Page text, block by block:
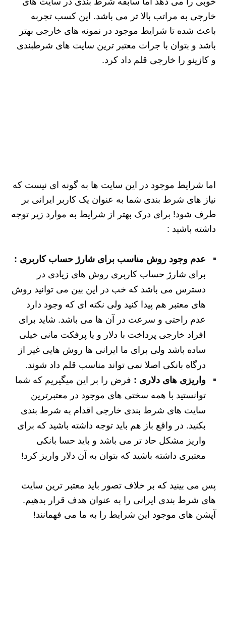
خارجی به مراتب بالا تر می باشد. این کسب تجربه
باعث شده تا شرایط موجود در نمونه های خارجی بهتر
باشد و بتوان با جرات معتبر ترین سایت های شرطبندی
و کازینو را خارجی قلم داد کرد.
اما شرایط موجود در این سایت ها به گونه ای نیست که
نیاز های شرط بندی شما به عنوان یک کاربر ایرانی بر
طرف شود! برای درک بهتر از شرایط به موارد زیر توجه
داشته باشید :
عدم وجود روش مناسب برای شارژ حساب کاربری :
برای شارژ حساب کاربری روش های زیادی در
دسترس می باشد که خب در این بین می توانید روش
های معتبر هم پیدا کنید ولی نکته ای که وجود دارد
عدم راحتی و سرعت در آن ها می باشد. شاید برای
افراد خارجی پرداخت با دلار و یا پرفکت مانی خیلی
ساده باشد ولی برای ما ایرانی ها روش هایی غیر از
درگاه بانکی اصلا نمی تواند مناسب قلم داد شوند.
واریزی های دلاری : فرض را بر این میگیریم که شما
توانستید با همه سختی های موجود در معتبرترین
سایت های شرط بندی خارجی اقدام به شرط بندی
بکنید. در واقع باز هم باید توجه داشته باشید که برای
واریز مشکل حاد تر می باشد و باید حسا بانکی
معتبری داشته باشید که بتوان به آن دلار واریز کرد!
پس می بینید که بر خلاف تصور باید معتبر ترین سایت
های شرط بندی ایرانی را به عنوان هدف قرار بدهیم.
آپشن های موجود این شرایط را به ما می فهمانند!